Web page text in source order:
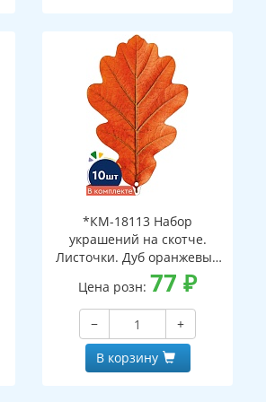
*КМ-18113 Набор
украшений на скотче.
Листочки. Дуб оранжевый
(10 шт. в наборе,
двухсторонняя, ВД-лак)
Цена розн: 77₽
−
+
В корзину